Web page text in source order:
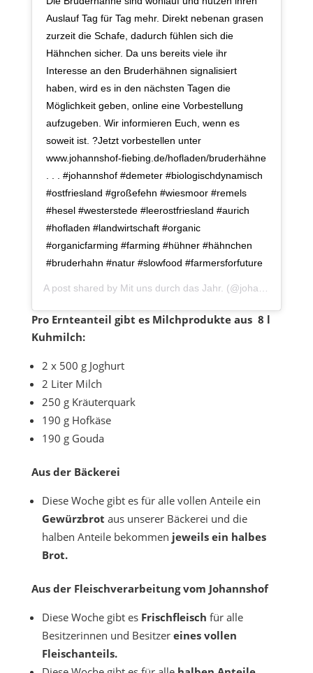
Auslauf Tag für Tag mehr. Direkt nebenan grasen
zurzeit die Schafe, dadurch fühlen sich die
Hähnchen sicher. Da uns bereits viele ihr
Interesse an den Bruderhähnen signalisiert
haben, wird es in den nächsten Tagen die
Möglichkeit geben, online eine Vorbestellung
aufzugeben. Wir informieren Euch, wenn es
soweit ist. ?Jetzt vorbestellen unter
www.johannshof-fiebing.de/hofladen/bruderhähne
. . . #johannshof #demeter #biologischdynamisch
#ostfriesland #großefehn #wiesmoor #remels
#hesel #westerstede #leerostfriesland #aurich
#hofladen #landwirtschaft #organic
#organicfarming #farming #hühner #hähnchen
#bruderhahn #natur #slowfood #farmersforfuture
A post shared by Mit uns durch das Jahr. (@johannshof) on
Pro Ernteanteil gibt es Milchprodukte aus 8 l
Kuhmilch:
2 x 500 g Joghurt
2 Liter Milch
250 g Kräuterquark
190 g Hofkäse
190 g Gouda
Aus der Bäckerei
Diese Woche gibt es für alle vollen Anteile ein
Gewürzbrot aus unserer Bäckerei und die
halben Anteile bekommen jeweils ein halbes
Brot.
Aus der Fleischverarbeitung vom Johannshof
Diese Woche gibt esFrischfleisch für alle
Besitzerinnen und Besitzer eines vollen
Fleischanteils.